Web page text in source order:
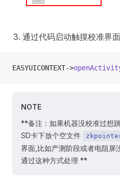
通过代码启动触摸校准界面
EASYUICONTEXT->
NOTE
**备注：如果机器没校准过想
SD卡下放个空文件
界面,比如产测阶段或者电阻屏
通过这种方式处理 **